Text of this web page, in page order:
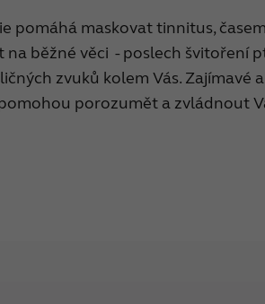
pomáhá maskovat tinnitus,
na běžné věci - poslech švitoření
zvuků kolem Vás. Zajímavé
porozumět a zvládnout